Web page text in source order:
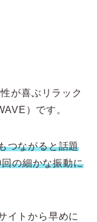
が喜ぶリラック
）です。
つながると話題
の細かな振動に
イトから早めに